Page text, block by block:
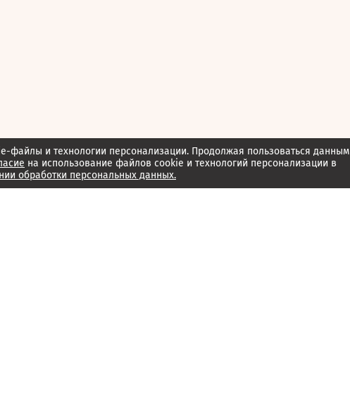
файлы и технологии персонализации. Продолжая пользоваться данным
на использование файлов cookie и технологий персонализации в
обработки персональных данных.